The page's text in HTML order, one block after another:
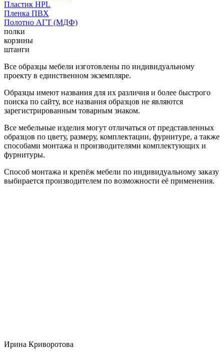
Пластик HPL
Пленка ПВХ
Полотно АГТ (МДФ)
полки
корзины
штанги
Все образцы мебели изготовлены по индивидуальному
проекту в единственном экземпляре.
Образцы имеют названия для их различия и более быстрого
поиска по сайту, все названия образцов не являются
зарегистрированным товарным знаком.
Все мебельные изделия могут отличаться от представленных
образцов по цвету, размеру, комплектации, фурнитуре, а также
способами монтажа и производителями комплектующих и
фурнитуры.
Способ монтажа и крепёж мебели по индивидуальному заказу
выбирается производителем по возможности её применения.
Ирина Криворотова